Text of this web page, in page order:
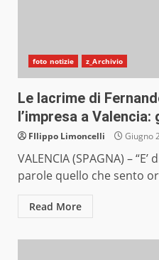
foto notizie z_Archivio
Le lacrime di
l’impresa a
FIlippo Limoncelli Giugno
VALENCIA (SPAGNA) –
parole quello che sento
Read More